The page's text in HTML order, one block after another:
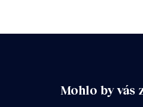
Mohlo by vás